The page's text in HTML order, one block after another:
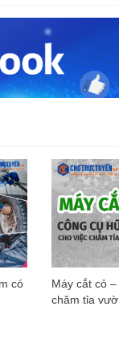
có
Máy cắt cỏ
chăm tỉa